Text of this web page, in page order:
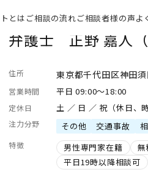
とは ご相談の流れご相談者様の声よ
弁護士 正野 嘉人
住所 東京都千代田区神田
営業時間 平日 09:00～18:00
定休日 土 ／ 日 ／ 祝（休日、
注力分野 その他 交通事故
特徴 男性専門家在籍 無
平日19時以降相談可